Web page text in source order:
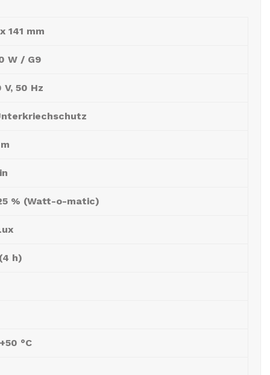
141 mm
W / G9
50 Hz
% (Watt-o-matic)
h)
°C